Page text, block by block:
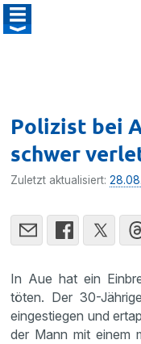
Polizist bei
schwer
Zuletzt aktualisiert:
In Aue hat ein
töten. Der 30-
einge­stiegen und
der Mann mit einem